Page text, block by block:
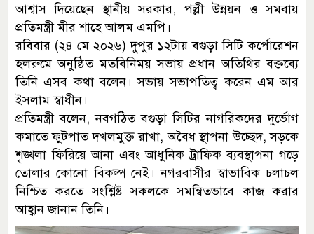
আশ্বাস দিয়েছেন স্থানীয় সরকার, পল্লী উন্নয়ন ও সমবায়
প্রতিমন্ত্রী মীর শাহে আলম এমপি।
রবিবার (২৪ মে ২০২৬) দুপুর ১২টায় বগুড়া সিটি কর্পোরেশন
হলরুমে অনুষ্ঠিত মতবিনিময় সভায় প্রধান অতিথির বক্তব্যে
তিনি এসব কথা বলেন। সভায় সভাপতিত্ব করেন এম আর
ইসলাম স্বাধীন।
প্রতিমন্ত্রী বলেন, নবগঠিত বগুড়া সিটির নাগরিকদের দুর্ভোগ
কমাতে ফুটপাত দখলমুক্ত রাখা, অবৈধ স্থাপনা উচ্ছেদ, সড়কে
শৃঙ্খলা ফিরিয়ে আনা এবং আধুনিক ট্রাফিক ব্যবস্থাপনা গড়ে
তোলার কোনো বিকল্প নেই। নগরবাসীর স্বাভাবিক চলাচল
নিশ্চিত করতে সংশ্লিষ্ট সকলকে সমন্বিতভাবে কাজ করার
আহ্বান জানান তিনি।